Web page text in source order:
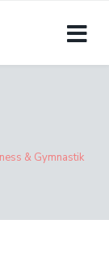
& Gymnastik